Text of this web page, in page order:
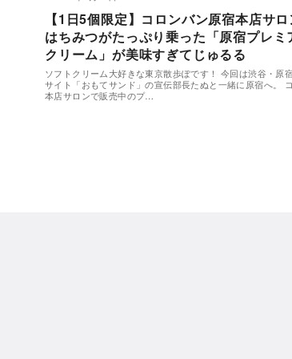
【1日5個限定】コロンバン原宿本店サ
はちみつがたっぷり乗った「原宿プレミ
クリーム」が美味すぎてじゅるる
ソフトクリーム大好きな東京散歩ぽです！ 今回は渋谷・原
サイト「おもてサンド」の宣伝部長たぬと一緒に原宿へ。
本店サロンで販売中のプ…